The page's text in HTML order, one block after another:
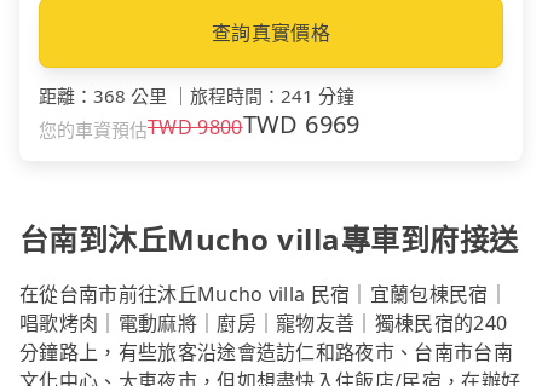
查詢真實價格
距離 ： 368 公里 旅程時間 ： 241 分鐘
您的車資預估TWD9800TWD 6969
台南到沐丘Mucho villa專車到府接送
在從台南市前往沐丘Mucho villa 民宿｜宜蘭包棟民宿｜
唱歌烤肉｜電動麻將｜廚房｜寵物友善｜獨棟民宿的240
分鐘路上，有些旅客沿途會造訪仁和路夜市、台南市台南